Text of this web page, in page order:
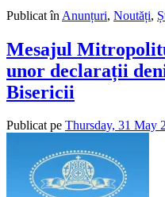
Publicat în Anunțuri, Noutăți,
Mesajul
unor declarații
Bisericii
Publicat pe Thursday, 31 May